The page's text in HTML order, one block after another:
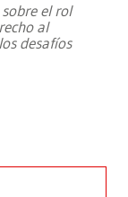
el rol
al
desafíos